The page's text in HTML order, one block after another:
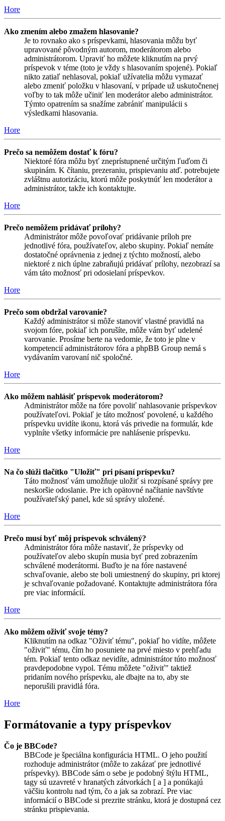
Hore
Ako zmením alebo zmažem hlasovanie?
Je to rovnako ako s príspevkami, hlasovania môžu byť
upravované pôvodným autorom, moderátorom alebo
administrátorom. Upraviť ho môžete kliknutím na prvý
príspevok v téme (toto je vždy s hlasovaním spojené). Pokiaľ
nikto zatiaľ nehlasoval, pokiaľ užívatelia môžu vymazať
alebo zmeniť položku v hlasovaní, v prípade už uskutočnenej
voľby to tak môže učiniť len moderátor alebo administrátor.
Týmto opatrením sa snažíme zabrániť manipulácii s
výsledkami hlasovania.
Hore
Prečo sa nemôžem dostať k fóru?
Niektoré fóra môžu byť zneprístupnené určitým ľuďom či
skupinám. K čítaniu, prezeraniu, prispievaniu atď. potrebujete
zvláštnu autorizáciu, ktorú môže poskytnúť len moderátor a
administrátor, takže ich kontaktujte.
Hore
Prečo nemôžem pridávať prílohy?
Administrátor môže povoľovať pridávanie príloh pre
jednotlivé fóra, používateľov, alebo skupiny. Pokiaľ nemáte
dostatočné oprávnenia z jednej z týchto možností, alebo
niektoré z nich úplne zabraňujú pridávať prílohy, nezobrazí sa
vám táto možnosť pri odosielaní príspevkov.
Hore
Prečo som obdržal varovanie?
Každý administrátor si môže stanoviť vlastné pravidlá na
svojom fóre, pokiaľ ich porušíte, môže vám byť udelené
varovanie. Prosíme berte na vedomie, že toto je plne v
kompetencií administrátorov fóra a phpBB Group nemá s
vydávaním varovaní nič spoločné.
Hore
Ako môžem nahlásiť príspevok moderátorom?
Administrátor môže na fóre povoliť nahlasovanie príspevkov
používateľovi. Pokiaľ je táto možnosť povolené, u každého
príspevku uvidíte ikonu, ktorá vás privedie na formulár, kde
vyplníte všetky informácie pre nahlásenie príspevku.
Hore
Na čo slúži tlačítko "Uložiť" pri písaní príspevku?
Táto možnosť vám umožňuje uložiť si rozpísané správy pre
neskoršie odoslanie. Pre ich opätovné načítanie navštívte
používateľský panel, kde sú správy uložené.
Hore
Prečo musí byť môj príspevok schválený?
Administrátor fóra môže nastaviť, že príspevky od
používateľov alebo skupín musia byť pred zobrazením
schválené moderátormi. Buďto je na fóre nastavené
schvaľovanie, alebo ste boli umiestnený do skupiny, pri ktorej
je schvaľovanie požadované. Kontaktujte administrátora fóra
pre viac informácií.
Hore
Ako môžem oživiť svoje témy?
Kliknutím na odkaz "Oživiť tému", pokiaľ ho vidíte, môžete
"oživiť" tému, čím ho posuniete na prvé miesto v prehľadu
tém. Pokiaľ tento odkaz nevidíte, administrátor túto možnosť
pravdepodobne vypol. Tému môžete "oživiť" taktiež
pridaním nového príspevku, ale dbajte na to, aby ste
neporušili pravidlá fóra.
Hore
Formátovanie a typy príspevkov
Čo je BBCode?
BBCode je špeciálna konfigurácia HTML. O jeho použití
rozhoduje administrátor (môže to zakázať pre jednotlivé
príspevky). BBCode sám o sebe je podobný štýlu HTML,
tagy sú uzavreté v hranatých zátvorkách [ a ] a ponúkajú
väčšiu kontrolu nad tým, čo a jak sa zobrazí. Pre viac
informácií o BBCode si prezrite stránku, ktorá je dostupná cez
stránku prispievania.